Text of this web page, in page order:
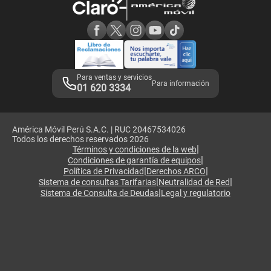
Adquirientes iPhone 6, 6S y SE
Mensaje de Seguridad
Términos y Condiciones de Tienda Claro
Libro de Reclamaciones
Legales de marketplace
Para ventas y servicios
01 620 3334 Para información
América Móvil Perú S.A.C. | RUC 20467534026
Todos los derechos reservados 2026
Términos y condiciones de la web|
Condiciones de garantía de equipos|
Política de Privacidad|Derechos ARCO|
Sistema de consultas Tarifarias|Neutralidad de Red|
Sistema de Consulta de Deudas|Legal y regulatorio